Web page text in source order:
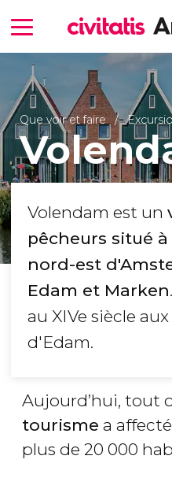
Que voir et faire
Volendam est un
pêcheurs situé
nord-est
Edam et Marken
au XIVe siècle
d'Edam.
Aujourd’hui, tout
tourisme a
plus de 20 000